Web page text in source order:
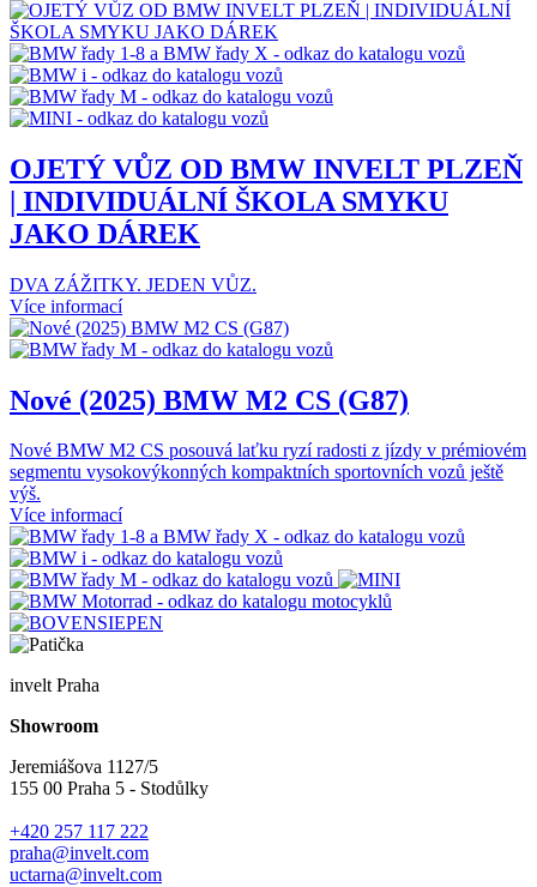
OJETÝ VŮZ OD BMW INVELT PLZEŇ
| INDIVIDUÁLNÍ ŠKOLA SMYKU
JAKO DÁREK
DVA ZÁŽITKY. JEDEN VŮZ.
Více informací
Nové (2025) BMW M2 CS (G87)
Nové BMW M2 CS posouvá laťku ryzí radosti z jízdy v prémiovém
segmentu vysokovýkonných kompaktních sportovních vozů ještě
výš.
Více informací
invelt Praha
Showroom
Jeremiášova 1127/5
155 00 Praha 5 - Stodůlky
+420 257 117 222
praha@invelt.com
uctarna@invelt.com